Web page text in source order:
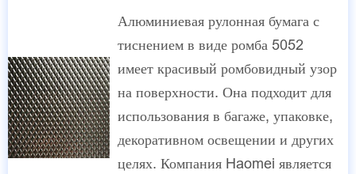
Алюминиевая рулонная бумага с
тиснением в виде ромба 5052
имеет красивый ромбовидный узор
на поверхности. Она подходит для
использования в багаже, упаковке,
декоративном освещении и других
целях. Компания Haomei является